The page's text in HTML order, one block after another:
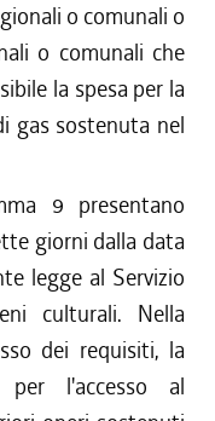
o comunali o
o comunali che
la spesa per la
gas sostenuta nel
9 presentano
giorni dalla data
legge al Servizio
culturali. Nella
dei requisiti, la
per l'accesso al